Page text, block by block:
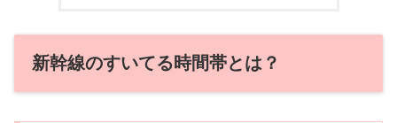
新幹線のすいてる時間帯とは？